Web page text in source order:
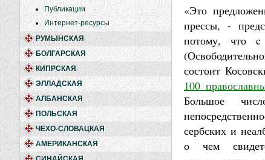
Публикации
Интернет-ресурсы
РУМЫНСКАЯ
БОЛГАРСКАЯ
КИПРСКАЯ
ЭЛЛАДСКАЯ
АЛБАНСКАЯ
ПОЛЬСКАЯ
ЧЕХО-СЛОВАЦКАЯ
АМЕРИКАНСКАЯ
«Это
прессы, -
потому, что
состоит
100
Большое
сербских и
о чем